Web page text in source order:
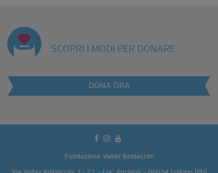
SCOPRI I MODI PER DONARE
DONA ORA
facebook
instagram
youtube
Fondazione Valter Baldaccini